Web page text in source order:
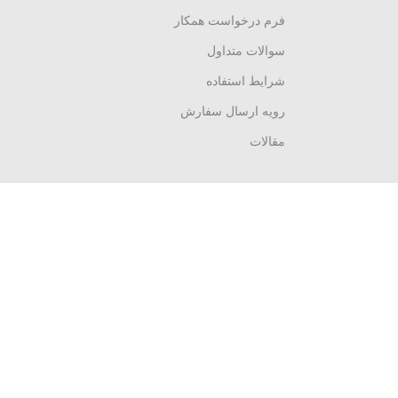
فرم درخواست همکار
سوالات متداول
شرایط استفاده
رویه ارسال سفارش
مقالات